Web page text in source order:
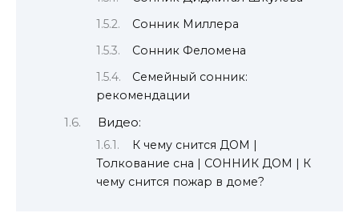
Сонник Миллера
Сонник Феломена
Семейный сонник:
рекомендации
Видео:
К чему снится ДОМ |
Толкование сна | СОННИК ДОМ | К
чему снится пожар в доме?